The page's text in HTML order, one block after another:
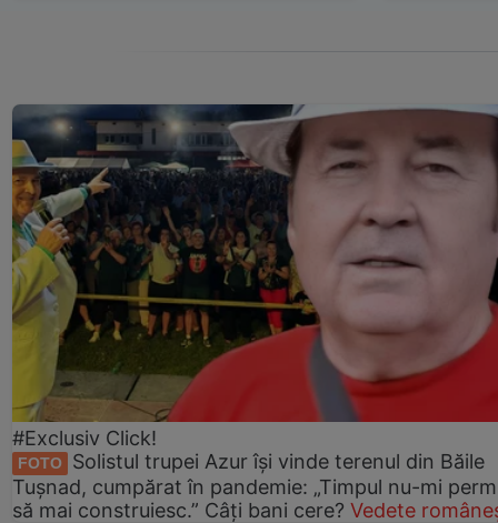
#Exclusiv Click!
FOTO
Solistul trupei Azur își vinde terenul din Băile
Tușnad, cumpărat în pandemie: „Timpul nu-mi
să mai construiesc.” Câți bani cere? Vedete